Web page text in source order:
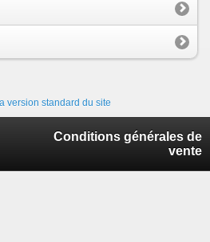
version standard du site
Conditions générales de
vente